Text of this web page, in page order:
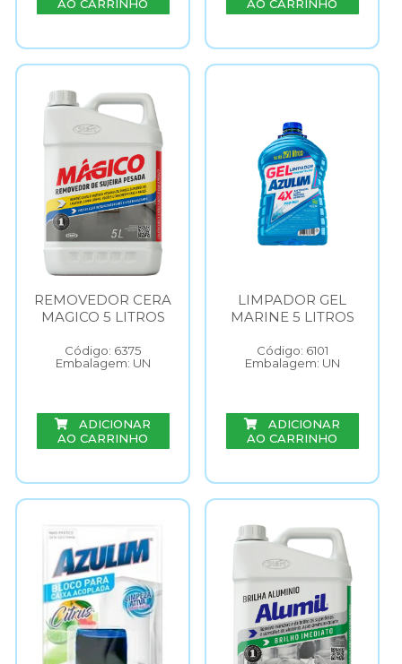
AO CARRINHO
AO CARRINHO
REMOVEDOR CERA
MAGICO 5 LITROS
Código: 6375
Embalagem: UN
ADICIONAR
AO CARRINHO
LIMPADOR GEL
MARINE 5 LITROS
Código: 6101
Embalagem: UN
ADICIONAR
AO CARRINHO